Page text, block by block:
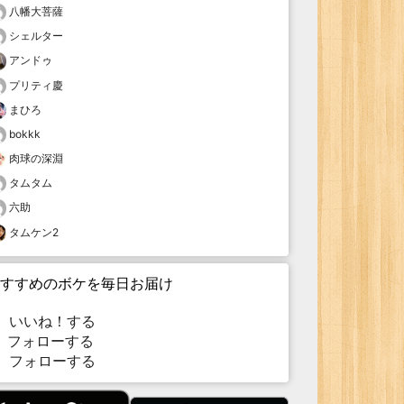
八幡大菩薩
シェルター
アンドゥ
プリティ慶
まひろ
bokkk
肉球の深淵
タムタム
六助
タムケン2
すめのボケを毎日お届け
いいね！する
ォローする
フォローする